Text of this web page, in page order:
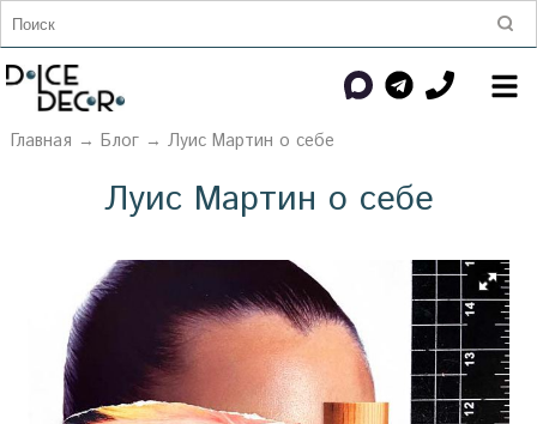
Главная → Блог→ Луис Мартин о себе
Луис Мартин о себе